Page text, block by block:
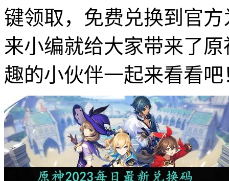
键领取，免费兑换到官
来小编就给大家带来了
趣的小伙伴一起来看看吧